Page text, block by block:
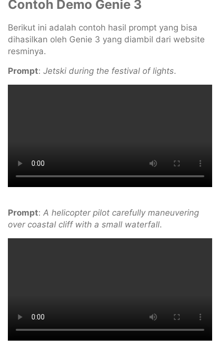
Contoh Demo Genie 3
Berikut ini adalah contoh hasil prompt yang bisa
dihasilkan oleh Genie 3 yang diambil dari website
resminya.
Prompt: Jetski during the festival of lights.
Prompt: A helicopter pilot carefully maneuvering
over coastal cliff with a small waterfall.